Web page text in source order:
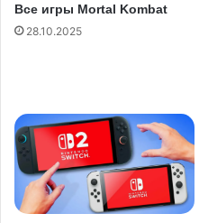
Все игры Mortal Kombat
28.10.2025